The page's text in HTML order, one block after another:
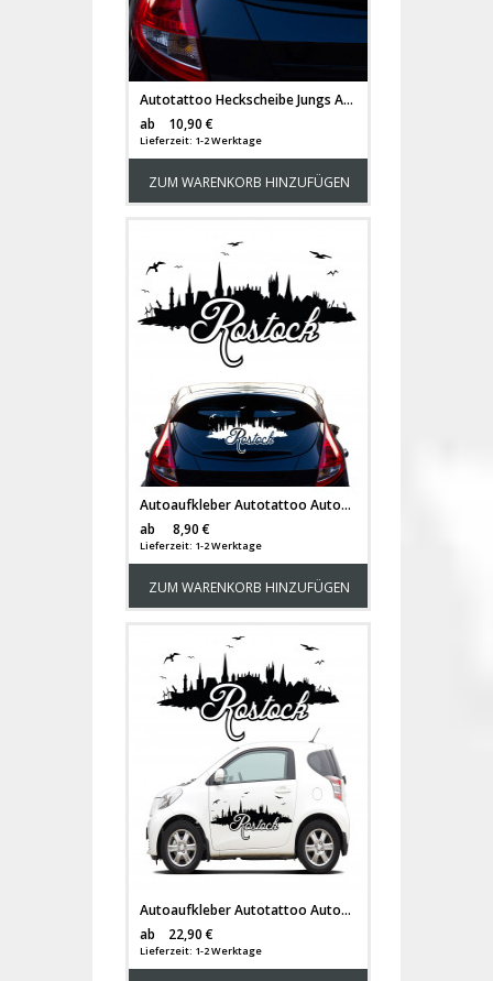
Autotattoo Heckscheibe Jungs Autoaufkleber Kinder mit Ball und Wunschnamen M2195
ab
10,90 €
Lieferzeit: 1-2 Werktage
ZUM WARENKORB HINZUFÜGEN
Autoaufkleber Autotattoo Autosticker Heckscheibenaufkleber Rostock Skyline mit Hafen Stadion Möwen und Schriftzug Rostock M2151
ab
8,90 €
Lieferzeit: 1-2 Werktage
ZUM WARENKORB HINZUFÜGEN
Autoaufkleber Autotattoo Autosticker Rostock Skyline mit Hafen Stadion Möwen und Schriftzug Rostock M2152
ab
22,90 €
Lieferzeit: 1-2 Werktage